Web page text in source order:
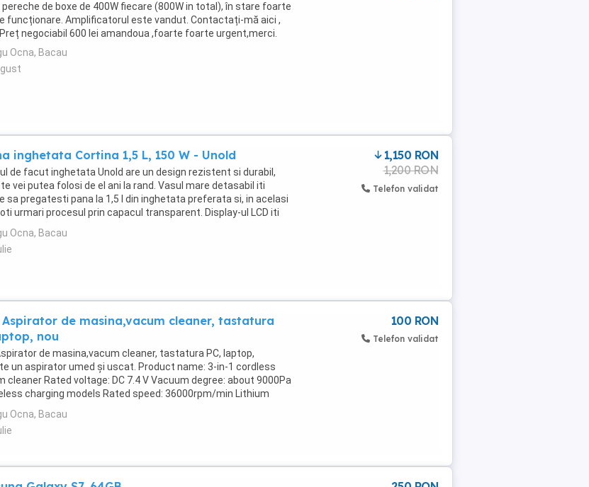
pereche de boxe de 400W fiecare (800W in total), în stare foarte
funcționare. Amplificatorul este vandut. Contactați-mă aici ,
negociabil 600 lei amandoua ,foarte foarte urgent,merci.
Ocna, Bacau
inghetata Cortina 1,5 L, 150 W - Unold
de facut inghetata Unold are un design rezistent si durabil,
vei putea folosi de el ani la rand. Vasul mare detasabil iti
sa pregatesti pana la 1,5 l din inghetata preferata si, in acelasi
urmari procesul prin capacul transparent. Display-ul LCD iti
...
Ocna, Bacau
1,150 RON
1,200 RON
Telefon validat
Aspirator de masina,vacum cleaner, tastatura
nou
de masina,vacum cleaner, tastatura PC, laptop,
un aspirator umed și uscat. Product name: 3-in-1 cordless
cleaner Rated voltage: DC 7.4 V Vacuum degree: about 9000Pa
charging models Rated speed: 36000rpm/min Lithium
battery capacity: 2000mAh Battery ...
Ocna, Bacau
100 RON
Telefon validat